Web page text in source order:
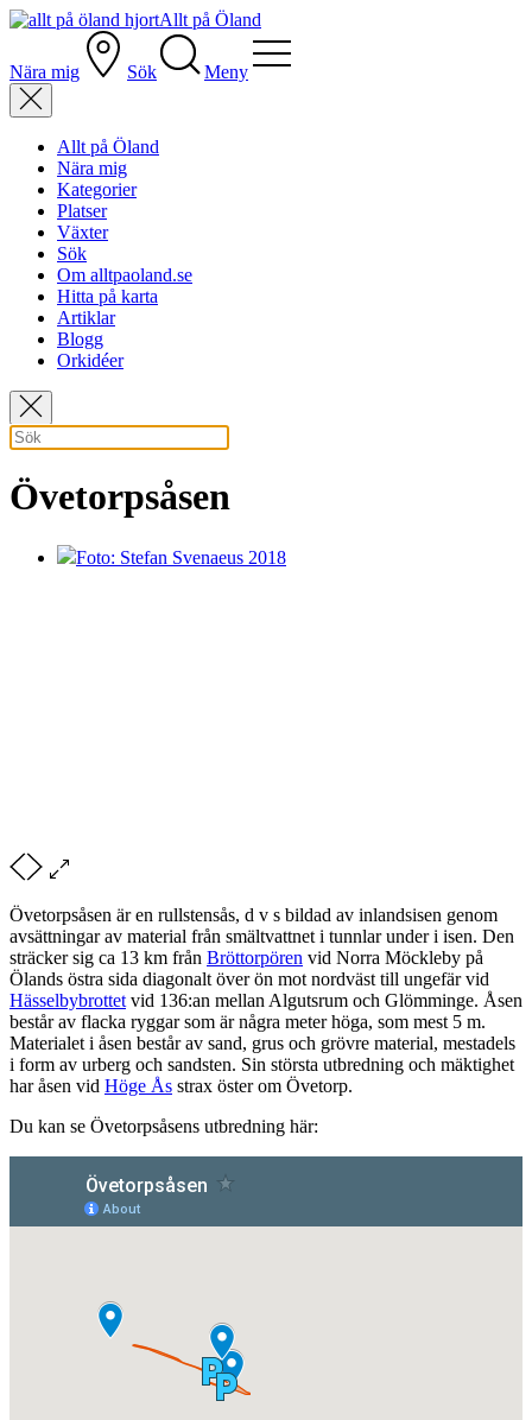
Allt på Öland
Nära mig Sök Meny
Allt på Öland
Nära mig
Kategorier
Platser
Växter
Sök
Om alltpaoland.se
Hitta på karta
Artiklar
Blogg
Orkidéer
Övetorpsåsen
Foto: Stefan Svenaeus 2018
Övetorpsåsen är en rullstensås, d v s bildad av inlandsisen genom
avsättningar av material från smältvattnet i tunnlar under i isen. Den
sträcker sig ca 13 km från Bröttorpören vid Norra Möckleby på
Ölands östra sida diagonalt över ön mot nordväst till ungefär vid
Hässelbybrottet vid 136:an mellan Algutsrum och Glömminge. Åsen
består av flacka ryggar som är några meter höga, som mest 5 m.
Materialet i åsen består av sand, grus och grövre material, mestadels
i form av urberg och sandsten. Sin största utbredning och mäktighet
har åsen vid Höge Ås strax öster om Övetorp.
Du kan se Övetorpsåsens utbredning här: